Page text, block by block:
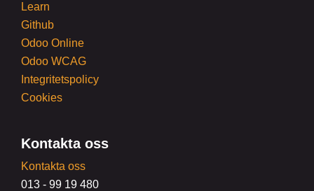
Learn
Github
Odoo Online
Odoo WCAG
Integritetspolicy
Cookies
Kontakta oss
Kontakta oss
013 - 99 19 480